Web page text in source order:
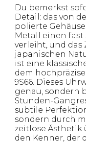
Du bemerkst
Detail: das von
polierte
Metall einen
verleiht, und das
japanischen
ist eine
dem
9S66. Dieses
genau, sondern
Stunden-
subtile
sondern durch
zeitlose Ästhetik
den Kenner, der